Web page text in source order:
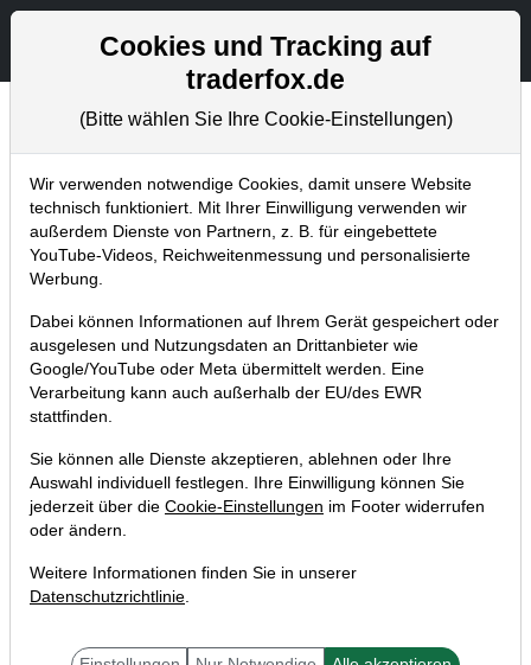
Aktien- und Artikelsuche
Chartanalysen
Home Blog Chartanalysen
Chartanalyse United Internet: Wie
geht es nach den Zahlen weiter?
14.10.2024 um 14:29 Uhr | P. Uhlschmied
Cookies und Tracking auf
traderfox.de
(Bitte wählen Sie Ihre Cookie-Einstellungen)
Wir verwenden notwendige Cookies, damit unsere Website
technisch funktioniert. Mit Ihrer Einwilligung verwenden wir
außerdem Dienste von Partnern, z. B. für eingebettete
YouTube-Videos, Reichweitenmessung und personalisierte
Werbung.
Dabei können Informationen auf Ihrem Gerät gespeichert oder
ausgelesen und Nutzungsdaten an Drittanbieter wie
Google/YouTube oder Meta übermittelt werden. Eine
Verarbeitung kann auch außerhalb der EU/des EWR
stattfinden.
Sie können alle Dienste akzeptieren, ablehnen oder Ihre
Auswahl individuell festlegen. Ihre Einwilligung können Sie
jederzeit über die Cookie-Einstellungen im Footer widerrufen
oder ändern.
Weitere Informationen finden Sie in unserer
Datenschutzrichtlinie.